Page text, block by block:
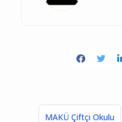
MAKÜ Çiftçi Okulu